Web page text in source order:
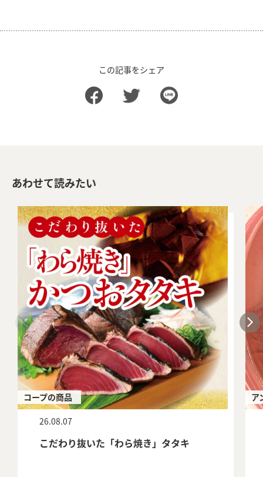
この記事をシェア
あわせて読みたい
コープの商品
26.08.07
こだわり抜いた「わら焼き」タタキ
ア